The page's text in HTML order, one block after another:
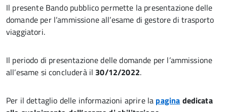
Il presente Bando pubblico permette la presentazione delle
domande per l’ammissione all’esame di gestore di trasporto
viaggiatori.
Il periodo di presentazione delle domande per l’ammissione
all’esame si concluderà il 30/12/2022.
Per il dettaglio delle informazioni aprire la pagina dedicata